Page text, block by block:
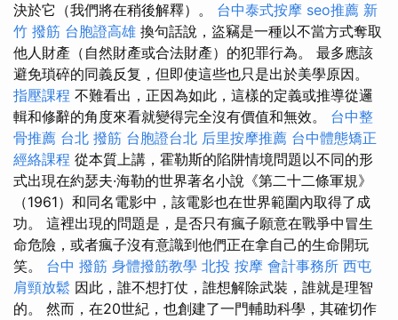
決於它（我們將在稍後解釋）。 台中泰式按摩 seo推薦 新
竹 撥筋 台胞證高雄 換句話說，盜竊是一種以不當方式奪取
他人財產（自然財產或合法財產）的犯罪行為。 最多應該
避免瑣碎的同義反复，但即使這些也只是出於美學原因。
指壓課程 不難看出，正因為如此，這樣的定義或推導從邏
輯和修辭的角度來看就變得完全沒有價值和無效。 台中整
骨推薦 台北 撥筋 台胞證台北 后里按摩推薦 台中體態矯正
經絡課程 從本質上講，霍勒斯的陷阱情境問題以不同的形
式出現在約瑟夫·海勒的世界著名小說《第二十二條軍規》
（1961）和同名電影中，該電影也在世界範圍內取得了成
功。 這裡出現的問題是，是否只有瘋子願意在戰爭中冒生
命危險，或者瘋子沒有意識到他們正在拿自己的生命開玩
笑。 台中 撥筋 身體撥筋教學 北投 按摩 會計事務所 西屯
肩頸放鬆 因此，誰不想打仗，誰想解除武裝，誰就是理智
的。 然而，在20世紀，也創建了一門輔助科學，其確切作